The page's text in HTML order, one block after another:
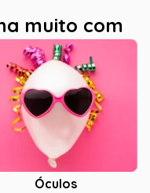
muito com
Óculos